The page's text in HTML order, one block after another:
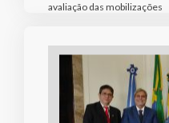
avaliação das mobilizações